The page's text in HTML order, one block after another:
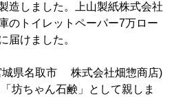
造しました。上山製紙株式会社
のトイレットペーパー7万ロー
届けました。
城県名取市 株式会社畑惣商店)
坊ちゃん石鹸」として親しま